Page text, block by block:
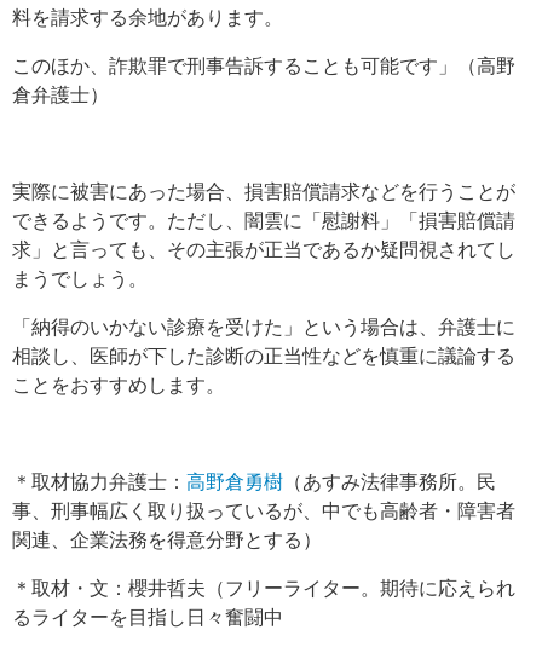
料を請求する余地があります。
このほか、詐欺罪で刑事告訴することも可能です」（高野
倉弁護士）
実際に被害にあった場合、損害賠償請求などを行うことが
できるようです。ただし、闇雲に「慰謝料」「損害賠償請
求」と言っても、その主張が正当であるか疑問視されてし
まうでしょう。
「納得のいかない診療を受けた」という場合は、弁護士に
相談し、医師が下した診断の正当性などを慎重に議論する
ことをおすすめします。
＊取材協力弁護士： 高野倉勇樹 （あすみ法律事務所。民
事、刑事幅広く取り扱っているが、中でも高齢者・障害者
関連、企業法務を得意分野とする）
＊取材・文：櫻井哲夫（フリーライター。期待に応えられ
るライターを目指し日々奮闘中